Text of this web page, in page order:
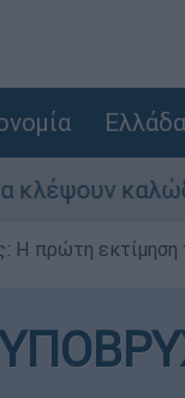
Ελλάδα
Η πρώτη εκτίμηση